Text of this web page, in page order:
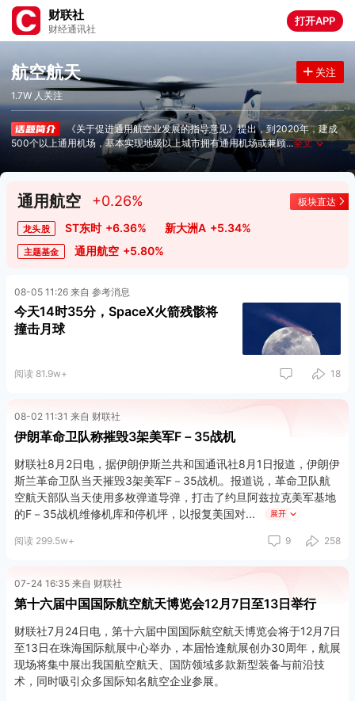
财联社
财经通讯社
打开APP
航空航天 关注
1.7W 人关注
《关于促进通用航空业发展的指导意见》提出，到2020年，建成
500个以上通用机场，基本实现地级以上城市拥有通用机场或兼顾...全文 ∨
通用航空 +0.26% 板块直达
龙头股 ST东时 +6.36% 新大洲A +5.34%
主题基金 通用航空 +5.80%
08-05 11:26 来自 参考消息
今天14时35分，SpaceX火箭残骸将
撞击月球
阅读 81.9w+ 18
08-02 11:31 来自 财联社
伊朗革命卫队称摧毁3架美军F－35战机
财联社8月2日电，据伊朗伊斯兰共和国通讯社8月1日报道，伊朗伊
斯兰革命卫队当天摧毁3架美军F－35战机。报道说，革命卫队航
空航天部队当天使用多枚弹道导弹，打击了约旦阿兹拉克美军基地
的F－35战机维修机库和停机坪，以报复美国对
展开
阅读 299.5w+ 9 258
07-24 16:35 来自 财联社
第十六届中国国际航空航天博览会12月7日至13日举行
财联社7月24日电，第十六届中国国际航空航天博览会将于12月7日
至13日在珠海国际航展中心举办，本届恰逢航展创办30周年，航展
现场将集中展出我国航空航天、国防领域多款新型装备与前沿技
术，同时吸引众多国际知名航空企业参展。